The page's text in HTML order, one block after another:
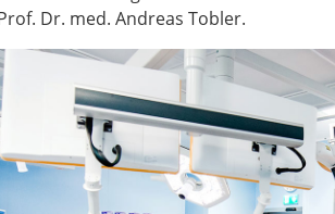
Dr. med. Andreas Tobler.